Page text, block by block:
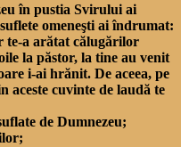
în pustia Svirului ai
omeneşti ai îndrumat:
te-a arătat călugărilor
la păstor, la tine au venit
i-ai hrănit. De aceea, pe
aceste cuvinte de laudă te
de Dumnezeu;